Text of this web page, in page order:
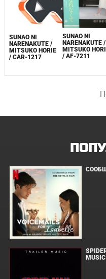
SUNAO NI
NARENAKUTE /
MITSUKO HORIE
/ CAR-1217
SUNAO NI
NARENAKUTE /
MITSUKO
/ AF-7211